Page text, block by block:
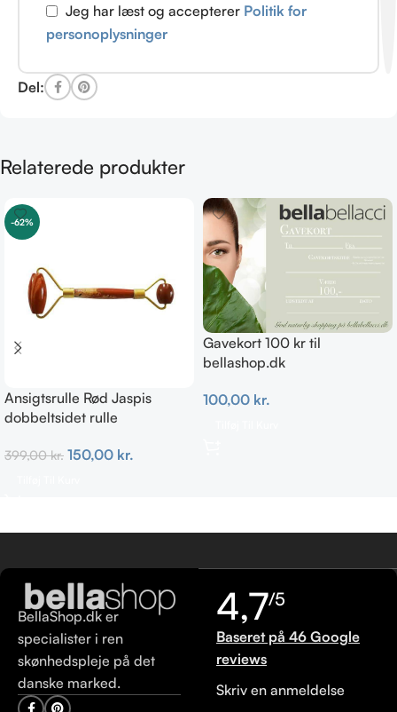
Jeg har læst og accepterer Politik for
personoplysninger
Del:
Relaterede produkter
-62%
Ansigtsrulle Rød Jaspis
dobbeltsidet rulle
399,00kr. 150,00 kr.
Gavekort 100 kr til
bellashop.dk
100,00 kr.
BellaShop.dk er
specialister i ren
skønhedspleje på det
danske marked.
4,7/5
Baseret på 46 Google
reviews
Skriv en anmeldelse